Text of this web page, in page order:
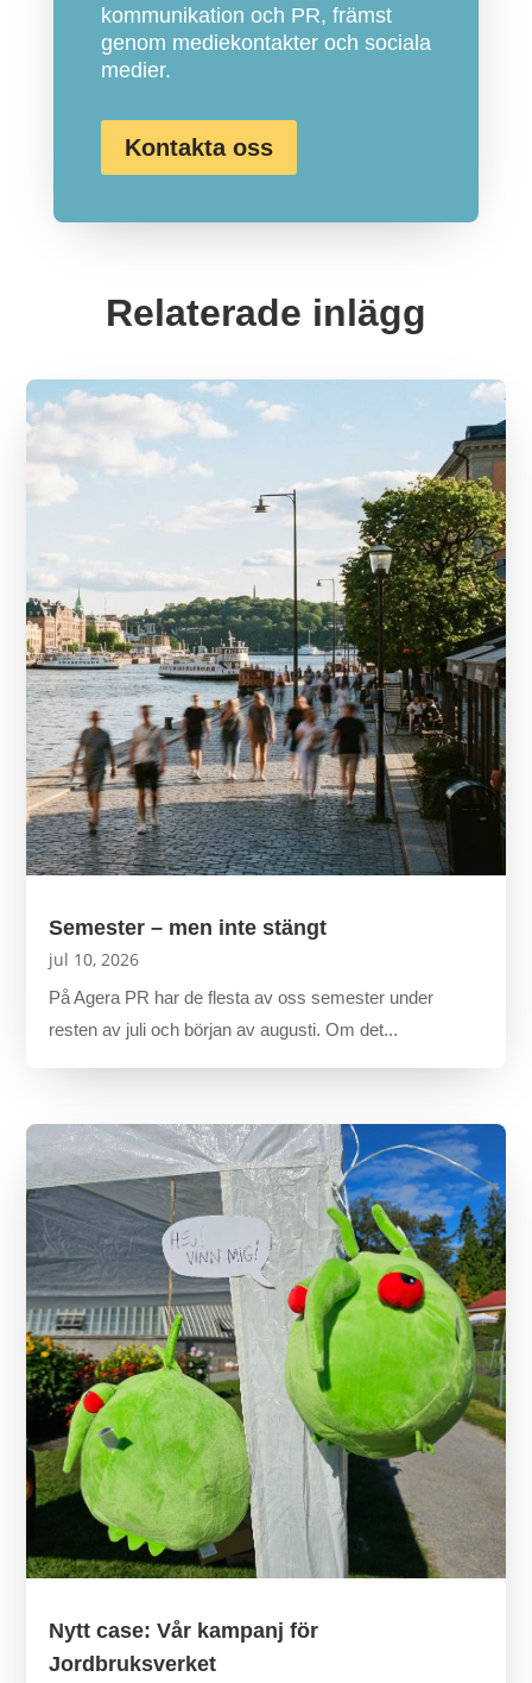
kommunikation och PR, främst
genom mediekontakter och sociala
medier.
Kontakta oss
Relaterade inlägg
Semester – men inte stängt
jul 10, 2026
På Agera PR har de flesta av oss semester under
resten av juli och början av augusti. Om det...
Nytt case: Vår kampanj för
Jordbruksverket